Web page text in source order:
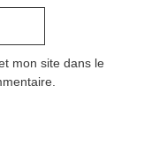
mon site dans le